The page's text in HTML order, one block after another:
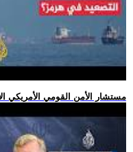
.. مستشار الأمن القومي